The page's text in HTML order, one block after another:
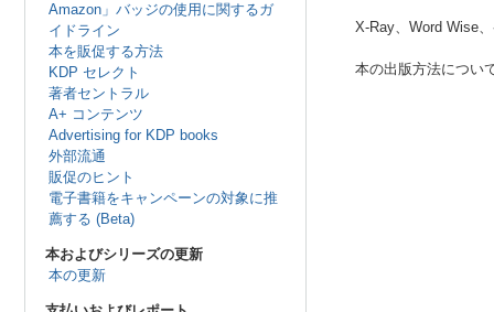
Amazon」バッジの使用に関するガ
イドライン
本を販促する方法
KDP セレクト
著者セントラル
A+ コンテンツ
Advertising for KDP books
外部流通
販促のヒント
電子書籍をキャンペーンの対象に推
薦する (Beta)
本およびシリーズの更新
本の更新
X-Ray、Word Wise
本の出版方法につい